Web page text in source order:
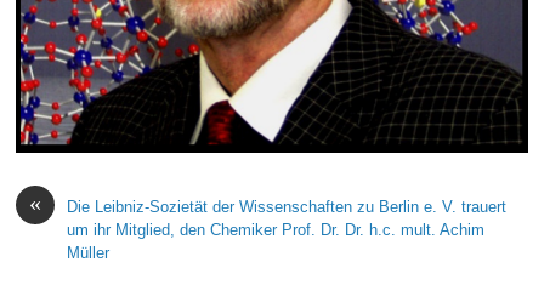
«
Die Leibniz-Sozietät der Wissenschaften zu Berlin e. V. trauert
um ihr Mitglied, den Chemiker Prof. Dr. Dr. h.c. mult. Achim
Müller